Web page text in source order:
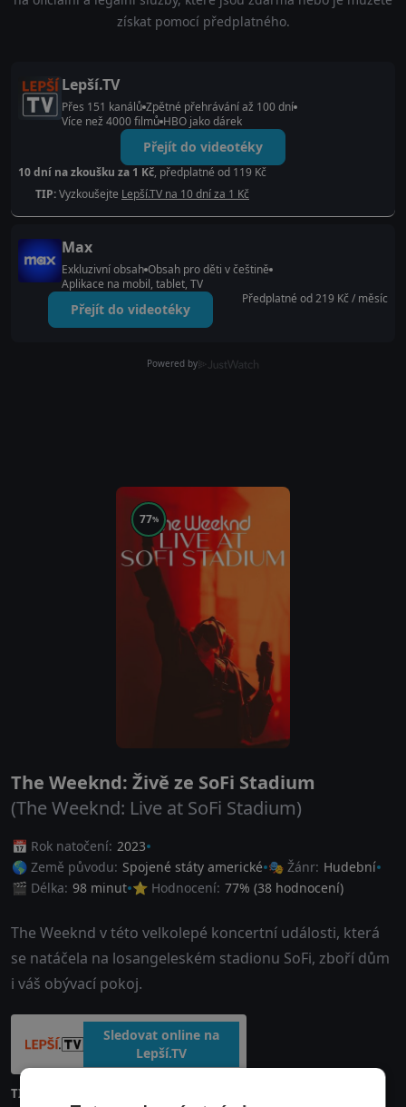
získat pomocí předplatného.
Lepší.TV
Přes 151 kanálů Zpětné přehrávání až 100 dní
Více než 4000 filmů HBO jako dárek
Přejít do videotéky
10 dní na zkoušku za 1 Kč, předplatné od 119 Kč
TIP:Vyzkoušejte Lepší.TV na 10 dní za 1 Kč
Max
Exkluzivní obsah Obsah pro děti v češtině
Aplikace na mobil, tablet, TV
Přejít do videotéky
Předplatné od 219 Kč / měsíc
Powered by
77%
The Weeknd: Živě ze SoFi Stadium
(The Weeknd: Live at SoFi Stadium)
📅 Rok natočení: 2023
🌎 Země původu: Spojené státy americké 🎭 Žánr: Hudební
🎬 Délka: 98 minut ⭐ Hodnocení: 77% (38 hodnocení)
The Weeknd v této velkolepé koncertní události, která
se natáčela na losangeleském stadionu SoFi, zboří dům
i váš obývací pokoj.
Sledovat online na
Lepší.TV
TIP: